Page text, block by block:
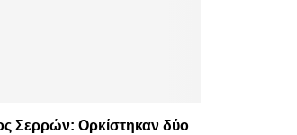
Σερρών: Ορκίστηκαν δύο